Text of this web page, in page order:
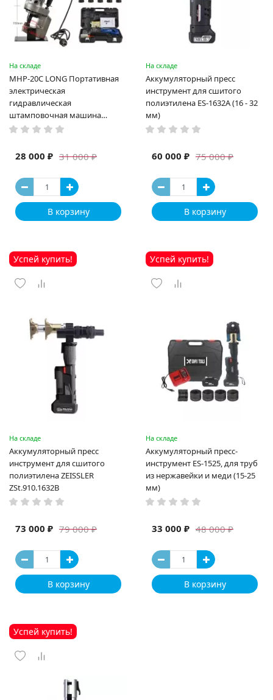
На складе
MHP-20C LONG Портативная
электрическая
гидравлическая
штамповочная машина
высокая мощность и мощный
машина
31 000 ₽
28 000 ₽
В корзину
На складе
Аккумуляторный пресс
инструмент для сшитого
полиэтилена ES-1632A (16 - 32
мм)
75 000 ₽
60 000 ₽
В корзину
Успей купить!
На складе
Аккумуляторный пресс
инструмент для сшитого
полиэтилена ZEISSLER
ZSt.910.1632B
79 000 ₽
73 000 ₽
В корзину
Успей купить!
На складе
Аккумуляторный пресс-
инструмент ES-1525, для труб
из нержавейки и меди (15-25
мм)
48 000 ₽
33 000 ₽
В корзину
Успей купить!